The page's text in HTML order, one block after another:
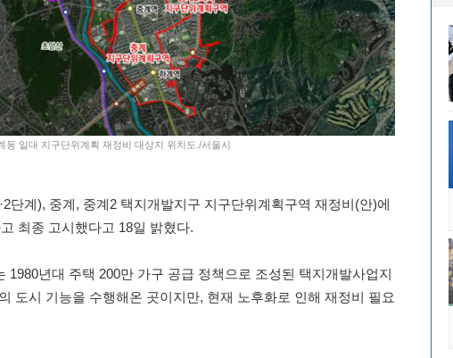
동 일대 지구단위계획 재정비 대상지 위치도./서울시
단계), 중계, 중계2 택지개발지구 지구단위계획구역 재정비(안)에
최종 고시했다고 18일 밝혔다.
1980년대 주택 200만 가구 공급 정책으로 조성된 택지개발사업지
도시 기능을 수행해온 곳이지만, 현재 노후화로 인해 재정비 필요